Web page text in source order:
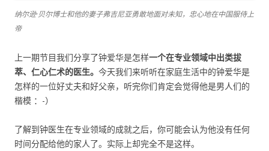
纳尔逊·贝尔博士和他的妻子弗吉尼亚勇敢地面对未知，忠心地在中国服侍上
帝
上一期节目我们分享了钟爱华是怎样一个在专业领域中出类拔
萃、仁心仁术的医生。 今天我们来听听在家庭生活中的钟爱华是
怎样的一位好丈夫和好父亲，听完你们肯定会觉得他是男人们的
楷模 ：-）
了解到钟医生在专业领域的成就之后，你可能会认为他没有任何
时间分配给他的家人了。实际上却完全不是这样。